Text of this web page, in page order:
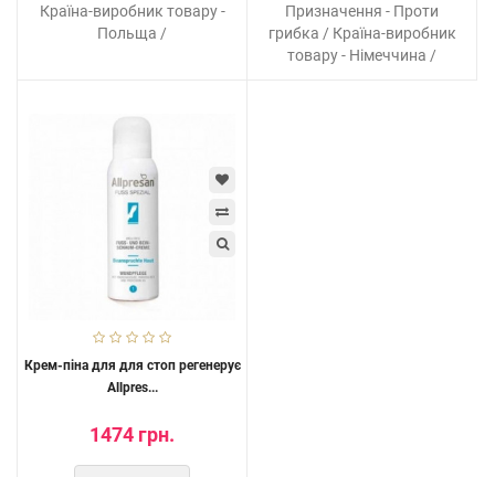
Країна-виробник товару -
Польща /
Призначення - Проти
грибка / Країна-виробник
товару - Німеччина /
Крем-піна для для стоп регенерує
Allpres...
1474 грн.